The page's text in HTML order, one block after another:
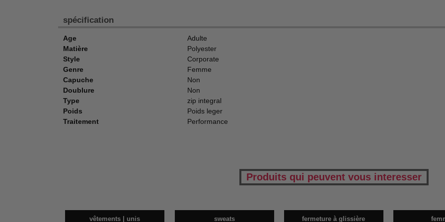
spécification
Age
Adulte
Matière
Polyester
Style
Corporate
Genre
Femme
Capuche
Non
Doublure
Non
Type
zip integral
Poids
Poids leger
Traitement
Performance
Produits qui peuvent vous interesser
vêtements | unis sweats fermeture à glissière